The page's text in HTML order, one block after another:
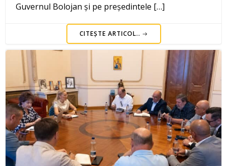
Guvernul Bolojan și pe președintele […]
CITEȘTE ARTICOL..